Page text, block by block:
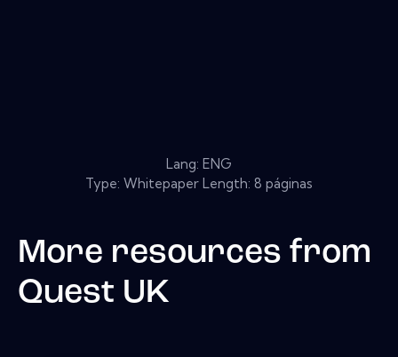
Lang: ENG
Type: Whitepaper Length: 8 páginas
More resources from
Quest UK